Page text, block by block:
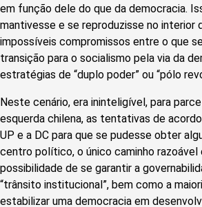
em função dele do que da democracia.
mantivesse e se reproduzisse no interior
impossíveis compromissos entre o que
transição para o socialismo pela via da
estratégias de “duplo poder” ou “pólo
Neste cenário, era ininteligível, para
esquerda chilena, as tentativas de
UP e a DC para que se pudesse obter
centro político, o único caminho razoável
possibilidade de se garantir a
“trânsito institucional”, bem como a
estabilizar uma democracia em